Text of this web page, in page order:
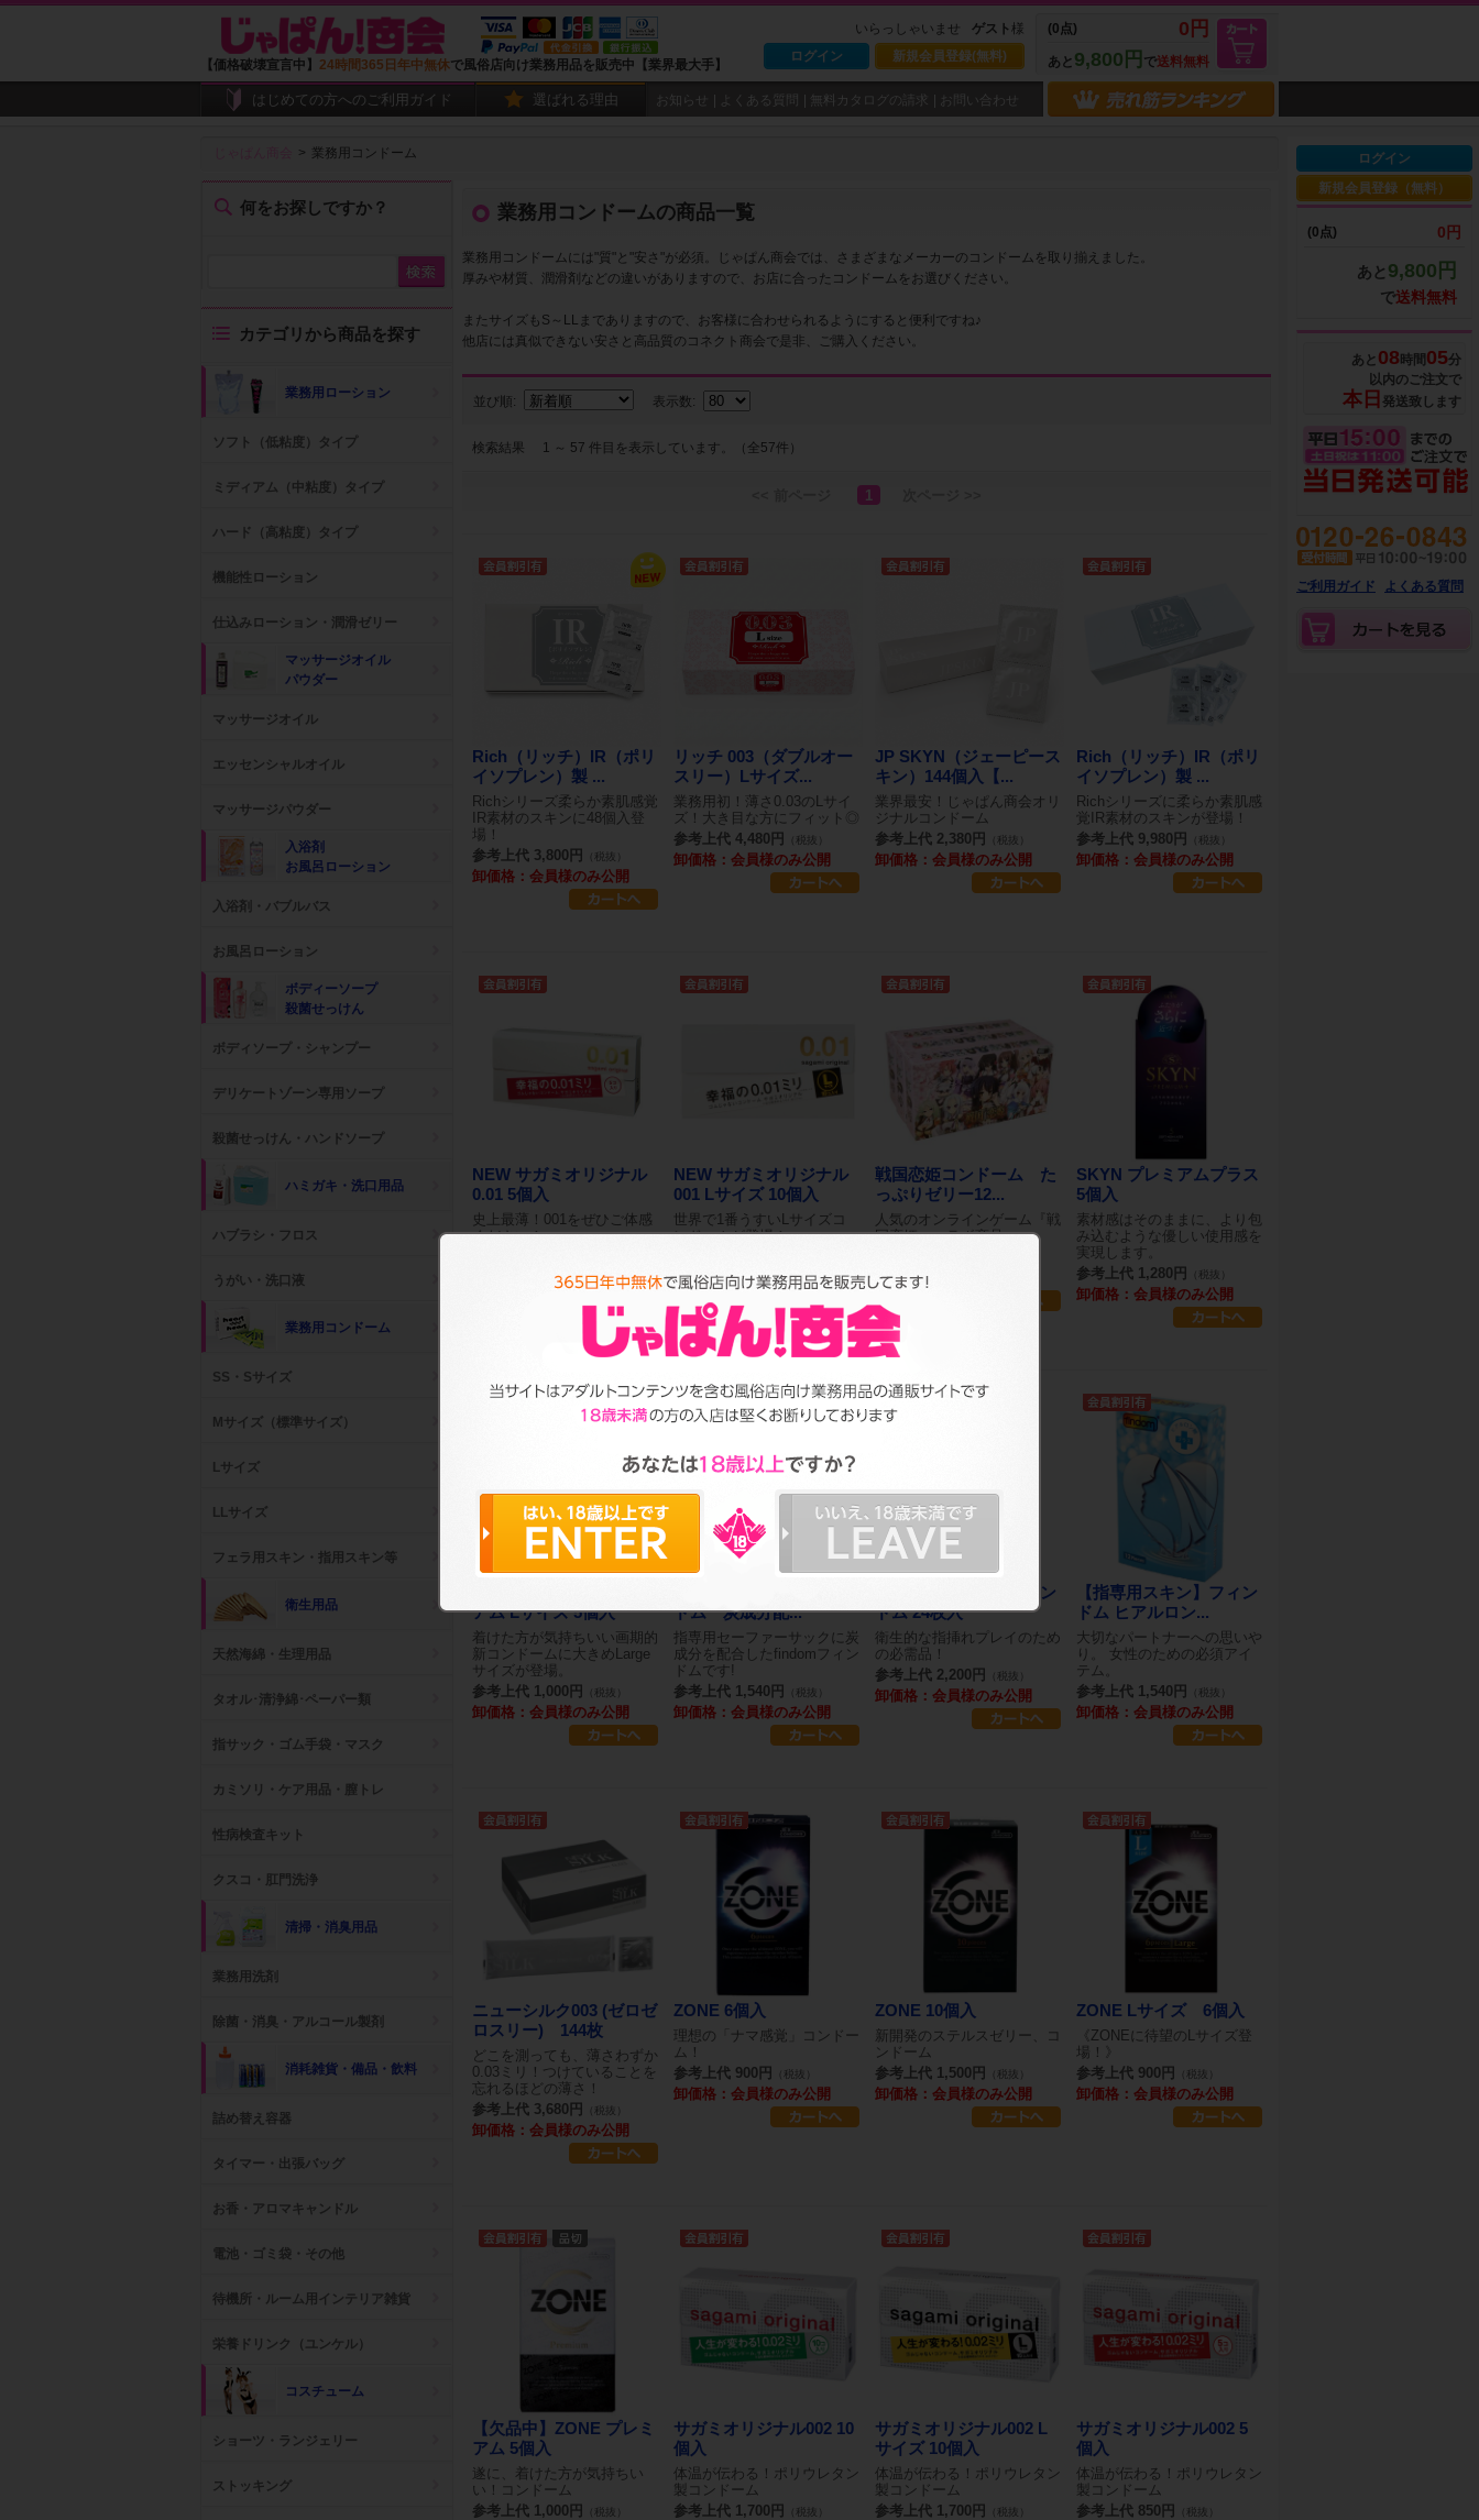
【価格破壊宣言中】 24時間365日年中無休で風俗店向け業務用品を販売中【業界最大手】
(0点) 0円
あと 9,800円 で送料無料
いらっしゃいませ ゲスト 様
ログイン
新規会員登録(無料)
はじめての方へのご利用ガイド 選ばれる理由 お知らせ よくある質問 無料カタログの請求 お問い合わせ
ログイン
新規会員登録（無料）
(0点) 0円
あと 9,800円
で送料無料
あと 08 時間 05分
以内のご注文で
本日 発送致します
ご利用ガイド よくある質問
業務用コンドーム
何をお探しですか？
カテゴリから商品を探す
業務用ローション
ソフト（低粘度）タイプ
ミディアム（中粘度）タイプ
ハード（高粘度）タイプ
機能性ローション
仕込みローション・潤滑ゼリー
マッサージオイル
パウダー
マッサージオイル
エッセンシャルオイル
マッサージパウダー
入浴剤
お風呂ローション
入浴剤・バブルバス
お風呂ローション
ボディーソープ
殺菌せっけん
ボディソープ・シャンプー
デリケートゾーン専用ソープ
殺菌せっけん・ハンドソープ
ハミガキ・洗口用品
ハブラシ・フロス
うがい・洗口液
業務用コンドーム
SS・Sサイズ
Mサイズ（標準サイズ）
Lサイズ
LLサイズ
フェラ用スキン・指用スキン等
衛生用品
天然海綿・生理用品
タオル･清浄綿･ペーパー類
指サック・ゴム手袋・マスク
カミソリ・ケア用品・膣トレ
性病検査キット
クスコ・肛門洗浄
清掃・消臭用品
業務用洗剤
除菌・消臭・アルコール製剤
消耗雑貨・備品・飲料
詰め替え容器
タイマー・出張バッグ
お香・アロマキャンドル
電池・ゴミ袋・その他
待機所・ルーム用インテリア雑貨
栄養ドリンク（ユンケル）
コスチューム
ショーツ・ランジェリー
ストッキング
業務用コンドームの商品一覧
業務用コンドームには"質"と"安さ"が必須。じゃぱん商会では、さまざまなメーカーのコンドームを取り揃えました。
厚みや材質、潤滑剤などの違いがありますので、お店に合ったコンドームをお選びください。
またサイズもS～LLまでありますので、お客様に合わせられるようにすると便利ですね♪
他店には真似できない安さと高品質のコネクト商会で是非、ご購入ください。
並び順: 表示数:
検索結果 1 ～ 57 件目を表示しています。（全57件）
1
Rich（リッチ）IR（ポリ
イソプレン）製 ...
Richシリーズ柔らか素肌感覚
IR素材のスキンに48個入登
場！
参考上代 3,800円
（税抜）
卸価格：会員様のみ公開
リッチ 003（ダブルオー
スリー）Lサイズ...
業務用初！薄さ0.03のLサイ
ズ！大き目な方にフィット◎
参考上代 4,480円
（税抜）
卸価格：会員様のみ公開
JP SKYN（ジェーピース
キン）144個入【...
業界最安！じゃぱん商会オリ
ジナルコンドーム
参考上代 2,380円
（税抜）
卸価格：会員様のみ公開
Rich（リッチ）IR（ポリ
イソプレン）製 ...
Richシリーズに柔らか素肌感
覚IR素材のスキンが登場！
参考上代 9,980円
（税抜）
卸価格：会員様のみ公開
NEW サガミオリジナル
0.01 5個入
史上最薄！001をぜひご体感
ください！
卸価格：会員様のみ公開
NEW サガミオリジナル
001 Lサイズ 10個入
世界で1番うすいLサイズコ
ンドームが登場！
卸価格：会員様のみ公開
戦国恋姫コンドーム た
っぷりゼリー12...
人気のオンラインゲーム『戦
国恋姫』コラボ商品
卸価格：会員様のみ公開
SKYN プレミアムプラス
5個入
素材感はそのままに、より包
み込むような優しい使用感を
実現します。
参考上代 1,280円
（税抜）
卸価格：会員様のみ公開
アム Lサイズ 5個入
着けた方が気持ちいい画期的
新コンドームに大きめLarge
サイズが登場。
参考上代 1,000円
（税抜）
卸価格：会員様のみ公開
ドム 炭成分配...
指専用セーファーサックに炭
成分を配合したfindomフィン
ドムです!
参考上代 1,540円
（税抜）
卸価格：会員様のみ公開
【指専用スキン】フィン
ドム 24枚入
衛生的な指挿れプレイのため
の必需品！
参考上代 2,200円
（税抜）
卸価格：会員様のみ公開
【指専用スキン】フィン
ドム ヒアルロン...
大切なパートナーへの思いや
り。 女性のための必須アイ
テム。
参考上代 1,540円
（税抜）
卸価格：会員様のみ公開
ニューシルク003 (ゼロゼ
ロスリー) 144枚
どこを測っても、薄さわずか
0.03ミリ！つけていることを
忘れるほどの薄さ！
参考上代 3,680円
（税抜）
卸価格：会員様のみ公開
ZONE 6個入
理想の「ナマ感覚」コンドー
ム！
参考上代 900円
（税抜）
卸価格：会員様のみ公開
ZONE 10個入
新開発のステルスゼリー、コ
ンドーム
参考上代 1,500円
（税抜）
卸価格：会員様のみ公開
ZONE Lサイズ 6個入
《ZONEに待望のLサイズ登
場！》
参考上代 900円
（税抜）
卸価格：会員様のみ公開
【欠品中】ZONE プレミ
アム 5個入
遂に、着けた方が気持ちい
い！コンドーム
参考上代 1,000円
（税抜）
サガミオリジナル002 10
個入
体温が伝わる！ポリウレタン
製コンドーム
参考上代 1,700円
（税抜）
サガミオリジナル002 L
サイズ 10個入
体温が伝わる！ポリウレタン
製コンドーム
参考上代 1,700円
（税抜）
サガミオリジナル002 5
個入
体温が伝わる！ポリウレタン
製コンドーム
参考上代 850円
（税抜）